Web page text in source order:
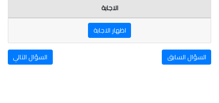
الاجابة
اظهار الاجابة
السؤال السابق السؤال التالي